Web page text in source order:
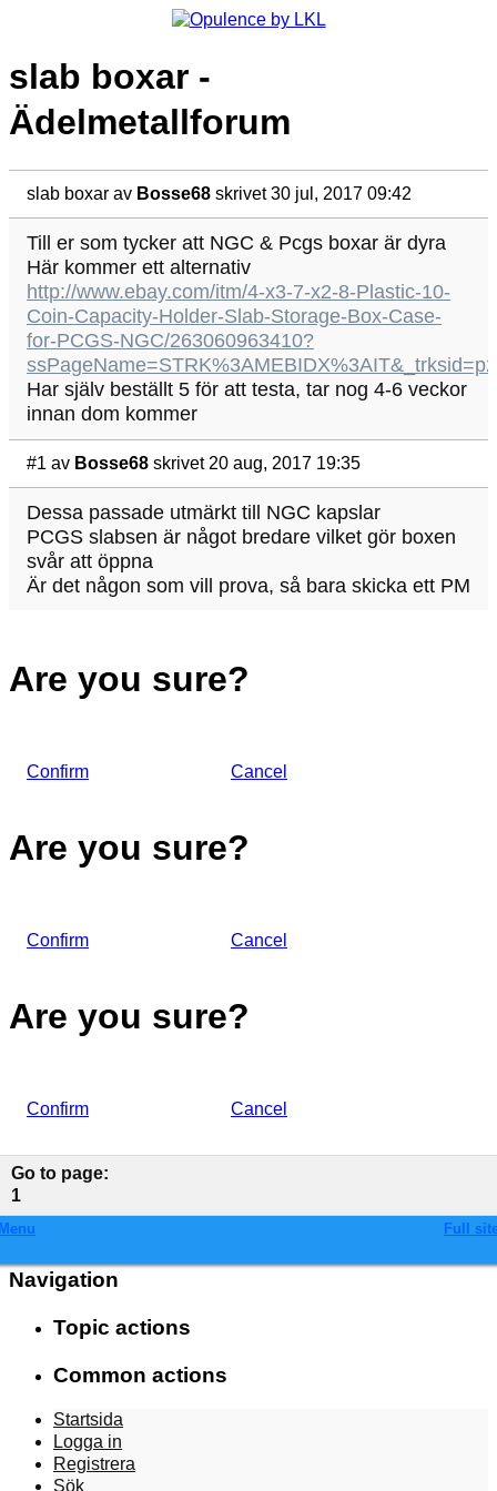
slab boxar -
Ädelmetallforum
slab boxar av Bosse68 skrivet 30 jul, 2017 09:42
Till er som tycker att NGC & Pcgs boxar är dyra
Här kommer ett alternativ
http://www.ebay.com/itm/4-x3-7-x2-8-Plastic-10-
Coin-Capacity-Holder-Slab-Storage-Box-Case-
for-PCGS-NGC/263060963410?
Har själv beställt 5 för att testa, tar nog 4-6 veckor
innan dom kommer
#1 av Bosse68 skrivet 20 aug, 2017 19:35
Dessa passade utmärkt till NGC kapslar
PCGS slabsen är något bredare vilket gör boxen
svår att öppna
Är det någon som vill prova, så bara skicka ett PM
Are you sure?
Confirm Cancel
Are you sure?
Confirm Cancel
Are you sure?
Confirm Cancel
Go to page:
1
Full
Navigation
Topic actions
Common actions
Startsida
Logga in
Registrera
Sök